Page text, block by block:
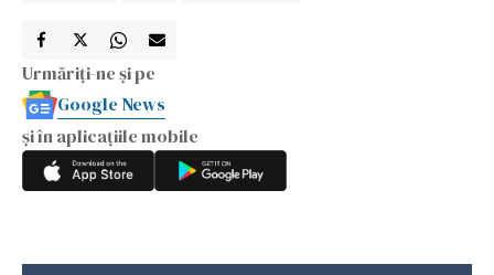
Urmăriți-ne și pe
Google News
și în aplicațiile mobile